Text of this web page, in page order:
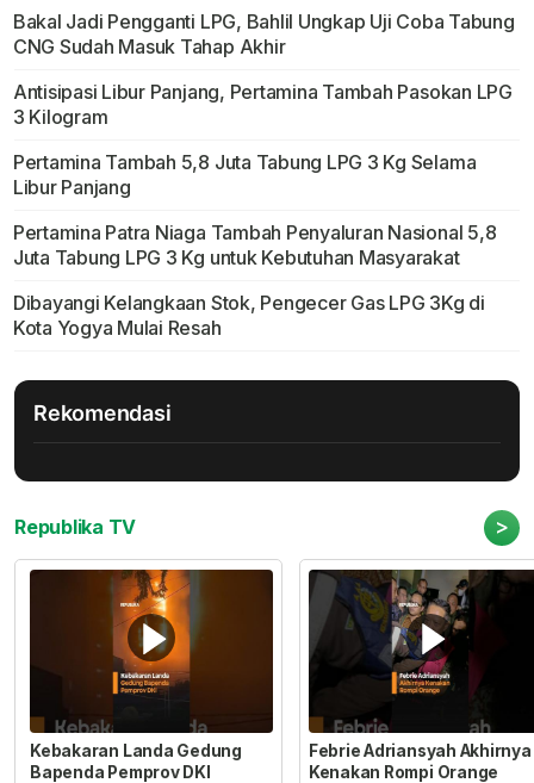
Bakal Jadi Pengganti LPG, Bahlil Ungkap Uji Coba Tabung
CNG Sudah Masuk Tahap Akhir
Antisipasi Libur Panjang, Pertamina Tambah Pasokan LPG
3 Kilogram
Pertamina Tambah 5,8 Juta Tabung LPG 3 Kg Selama
Libur Panjang
Pertamina Patra Niaga Tambah Penyaluran Nasional 5,8
Juta Tabung LPG 3 Kg untuk Kebutuhan Masyarakat
Dibayangi Kelangkaan Stok, Pengecer Gas LPG 3Kg di
Kota Yogya Mulai Resah
Rekomendasi
Republika TV >
Kebakaran Landa Gedung
Bapenda Pemprov DKI
Febrie Adriansyah Akhirnya
Kenakan Rompi Orange